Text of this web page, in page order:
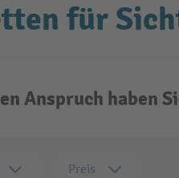
für
Anspruch haben
Preis